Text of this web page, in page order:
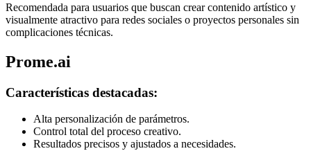
Recomendada para usuarios que buscan crear contenido artístico y
visualmente atractivo para redes sociales o proyectos personales sin
complicaciones técnicas.
Prome.ai
Características destacadas:
Alta personalización de parámetros.
Control total del proceso creativo.
Resultados precisos y ajustados a necesidades.